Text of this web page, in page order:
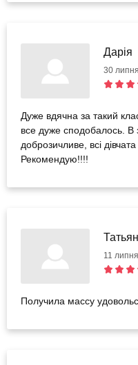
Дарія
30
Дуже вдячна за такий
все дуже сподобалось. В
доброзичливе, всі
Рекомендую!!!!
11
Получила массу